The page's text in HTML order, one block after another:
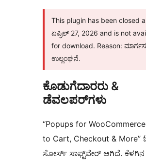
This plugin has been closed
ಏಪ್ರಿಲ್ 27, 2026 and is not
for download. Reason:
ಉಲ್ಲಂಘನೆ.
ಕೊಡುಗೆದಾರರು &
ಡೆವಲಪರ್‌ಗಳು
“Popups for
to Cart, Checkout &
ಸೋರ್ಸ್ ಸಾಫ್ಟ್‌ವೇರ್ ಆಗಿದೆ. ಕೆಳಗಿನ